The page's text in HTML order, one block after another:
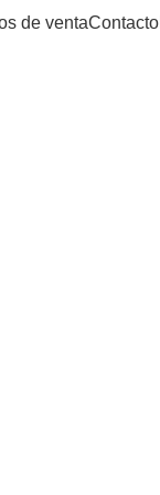
de ventaContacto